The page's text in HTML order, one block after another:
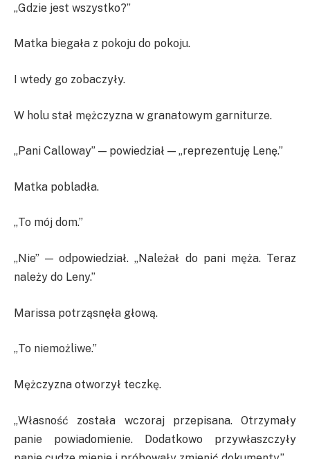
„Gdzie jest wszystko?”
Matka biegała z pokoju do pokoju.
I wtedy go zobaczyły.
W holu stał mężczyzna w granatowym garniturze.
„Pani Calloway” — powiedział — „reprezentuję Lenę.”
Matka pobladła.
„To mój dom.”
„Nie” — odpowiedział. „Należał do pani męża. Teraz
należy do Leny.”
Marissa potrząsnęła głową.
„To niemożliwe.”
Mężczyzna otworzył teczkę.
„Własność została wczoraj przepisana. Otrzymały
panie powiadomienie. Dodatkowo przywłaszczyły